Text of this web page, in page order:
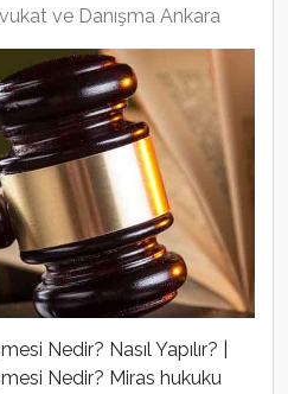
ve Danışma Ankara
Nedir? Nasıl Yapılır? |
Nedir? Miras hukuku